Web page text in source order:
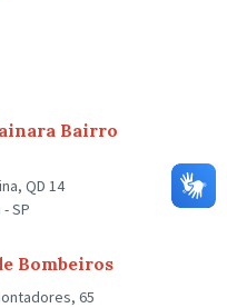
Bairro
QD 14
SP
Bombeiros
65